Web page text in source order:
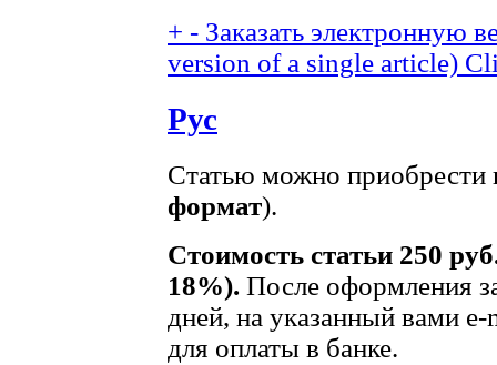
+ - Заказать электронную
version of a single article)
Рус
Статью можно приобрести
формат).
Стоимость статьи 250
18%). После оформления
дней, на указанный вами
для оплаты в банке.